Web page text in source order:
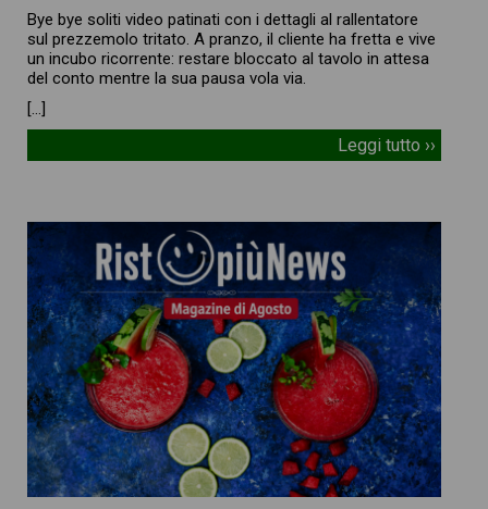
Bye bye soliti video patinati con i dettagli al rallentatore
sul prezzemolo tritato. A pranzo, il cliente ha fretta e vive
un incubo ricorrente: restare bloccato al tavolo in attesa
del conto mentre la sua pausa vola via.
[…]
Leggi tutto ››